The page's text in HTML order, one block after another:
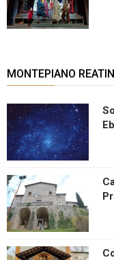
MONTEPIANO